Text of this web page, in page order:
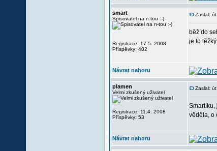
smart
Spisovatel na n-tou :-)
Registrace: 17.5. 2008
Příspěvky: 402
Zaslal:
běž do
je to
Návrat nahoru
plamen
Velmi zkušený uživatel
Registrace: 11.4. 2008
Příspěvky: 53
Zaslal:
Smartíku,
věděla, o
Návrat nahoru